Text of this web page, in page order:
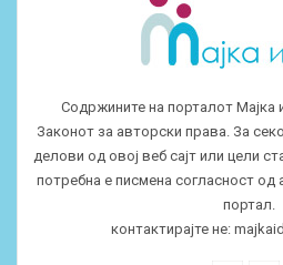
Содржините на порталот Мајка
Законот за авторски права. За
делови од овој веб сајт или цели
потребна е писмена согласност од
портал.
контактирајте не: